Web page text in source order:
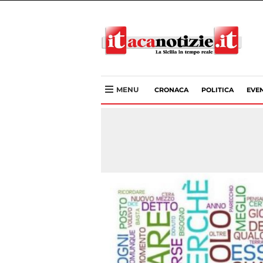
MENU CRONACA POLITICA